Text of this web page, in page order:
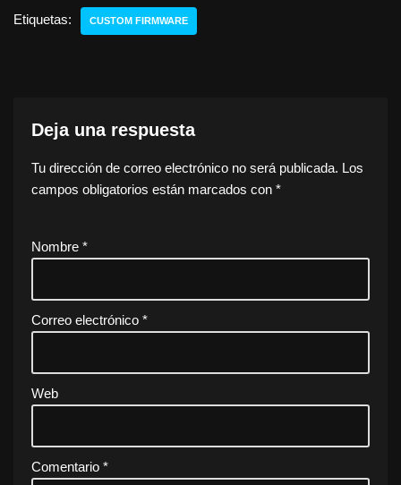
Etiquetas: CUSTOM FIRMWARE
Deja una respuesta
Tu dirección de correo electrónico no será publicada. Los
campos obligatorios están marcados con *
Nombre *
Correo electrónico *
Web
Comentario *